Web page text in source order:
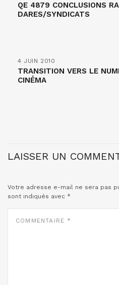
QE 4879 CONCLUSIONS
DARES/SYNDICATS
4 JUIN 2010
TRANSITION VERS LE
CINÉMA
LAISSER UN
Votre adresse e-mail ne sera pas
sont indiqués avec *